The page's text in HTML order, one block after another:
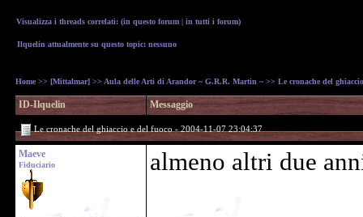
Visualizza i threads correlati: (in questo forum | in tutti i forum)
Ilquelin attualmente su questo topic: nessuno
Home >> [Mittalmar] >> Aula delle Arti di Arandor ~ G.R.R. Martin ~ >> Le cronache del
ID-Ilquelin Messaggio
Le cronache del ghiaccio e del fuoco - 2004-11-07 23:04:37
Maeve
Fiduciario almeno altri due